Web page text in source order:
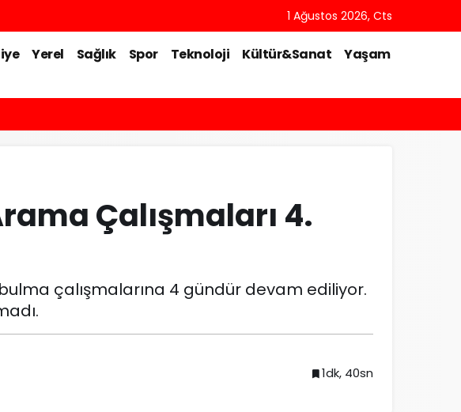
1 Ağustos 2026, Cts
Yerel Sağlık Spor Teknoloji Kültür&Sanat Yaşam
Çalışmaları 4.
çalışmalarına 4 gündür devam ediliyor.
1dk, 40sn